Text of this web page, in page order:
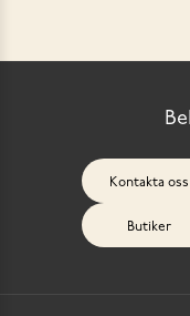
Kontakta oss
Butiker